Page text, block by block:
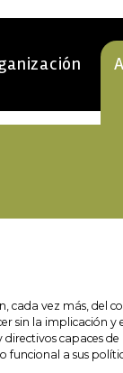
cada vez más, del
sin la implicación
directivos capaces
a sus